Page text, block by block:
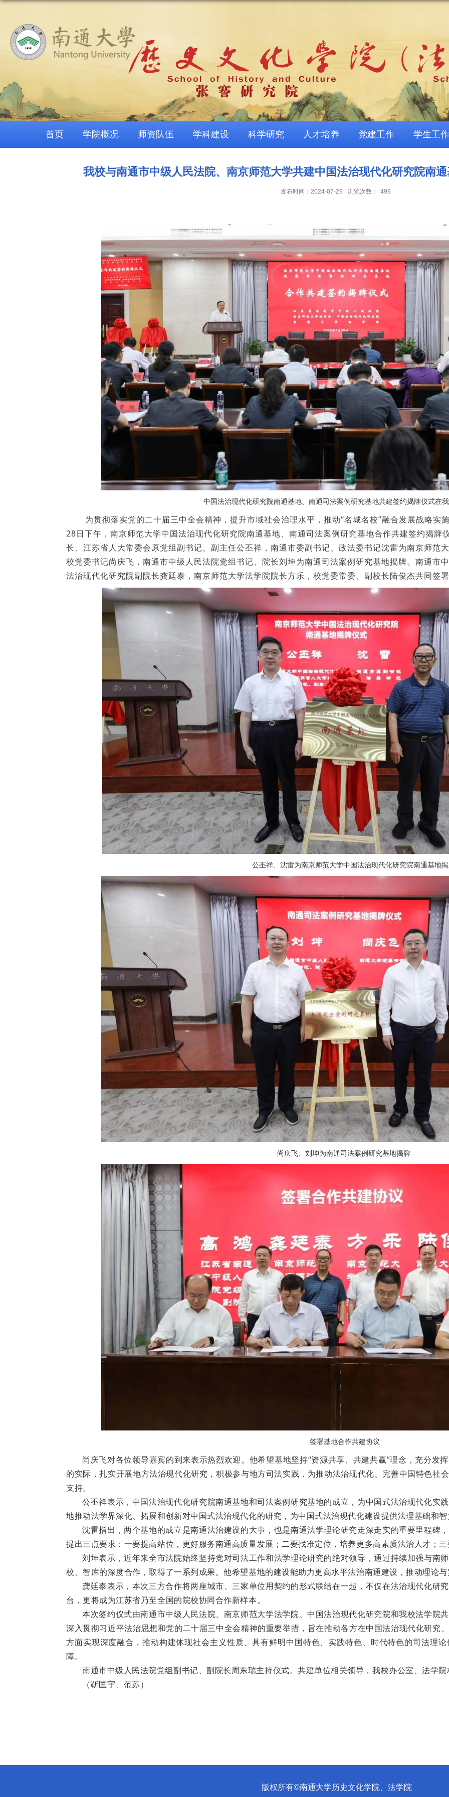
首页 学院概况 师资队伍 学科建设 科学研究 人才培养 党建工作 学生工作
我校与南通市中级人民法院、南京师范大学共建中国法治现代化研究院南
发布时间：2024-07-29 浏览次数： 499
中国法治现代化研究院南通基地、南通司法案例研究基地共建签约揭牌仪式在
为贯彻落实党的二十届三中全会精神，提升市域社会治理水平，推动“名城名校”融合发展战略实
28日下午，南京师范大学中国法治现代化研究院南通基地、南通司法案例研究基地合作共建签约揭牌
长、江苏省人大常委会原党组副书记、副主任公丕祥，南通市委副书记、政法委书记沈雷为南京师范
校党委书记尚庆飞，南通市中级人民法院党组书记、院长刘坤为南通司法案例研究基地揭牌。南通市
法治现代化研究院副院长龚廷泰，南京师范大学法学院院长方乐，校党委常委、副校长陆俊杰共同签
公丕祥、沈雷为南京师范大学中国法治现代化研究院南通基地
尚庆飞、刘坤为南通司法案例研究基地揭牌
签署基地合作共建协议
尚庆飞对各位领导嘉宾的到来表示热烈欢迎。他希望基地坚持“资源共享、共建共赢”理念，充分发
的实际，扎实开展地方法治现代化研究，积极参与地方司法实践，为推动法治现代化、完善中国特色社
支持。
公丕祥表示，中国法治现代化研究院南通基地和司法案例研究基地的成立，为中国式法治现代化实
地推动法学界深化、拓展和创新对中国式法治现代化的研究，为中国式法治现代化建设提供法理基础和
沈雷指出，两个基地的成立是南通法治建设的大事，也是南通法学理论研究走深走实的重要里程碑
提出三点要求：一要提高站位，更好服务南通高质量发展；二要找准定位，培养更多高素质法治人才；
刘坤表示，近年来全市法院始终坚持党对司法工作和法学理论研究的绝对领导，通过持续加强与南
校、智库的深度合作，取得了一系列成果。他希望基地的建设能助力更高水平法治南通建设，推动理论
龚廷泰表示，本次三方合作将两座城市、三家单位用契约的形式联结在一起，不仅在法治现代化研
台，更将成为江苏省乃至全国的院校协同合作新样本。
本次签约仪式由南通市中级人民法院、南京师范大学法学院、中国法治现代化研究院和我校法学院
深入贯彻习近平法治思想和党的二十届三中全会精神的重要举措，旨在推动各方在中国法治现代化研究
方面实现深度融合，推动构建体现社会主义性质、具有鲜明中国特色、实践特色、时代特色的司法理
障。
南通市中级人民法院党组副书记、副院长周东瑞主持仪式。共建单位相关领导，我校办公室、法学
（靳匡宇、范苏）
版权所有©南通大学历史文化学院、法学院